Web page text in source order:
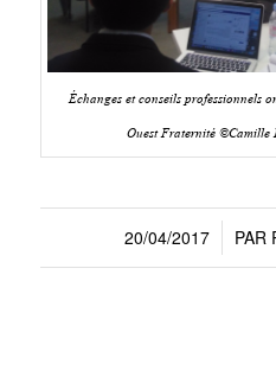
Échanges et conseils professionnels
Ouest Fraternité ©Camille
20/04/2017
/ PAR